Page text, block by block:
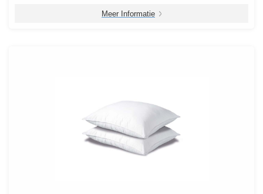
Meer Informatie